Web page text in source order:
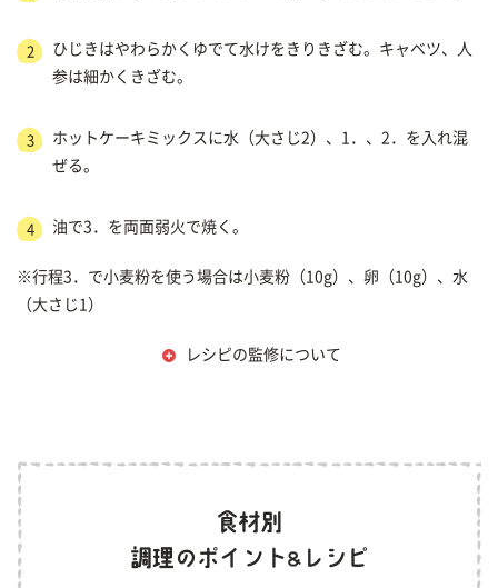
2
ひじきはやわらかくゆでて水けをきりきざむ。キャベツ、人
参は細かくきざむ。
3
ホットケーキミックスに水（大さじ2）、1．、2．を入れ混
ぜる。
4 油で3．を両面弱火で焼く。
※行程3．で小麦粉を使う場合は小麦粉（10g）、卵（10g）、水
（大さじ1）
レシピの監修について